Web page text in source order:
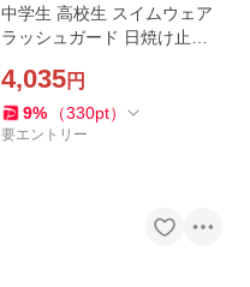
中学生 高校生 スイムウェア
ラッシュガード 日焼け止め 3
用 水泳 トップス ショートパ
ンツ 夏 韓国風
4,035円
9% （330pt）
要エントリー